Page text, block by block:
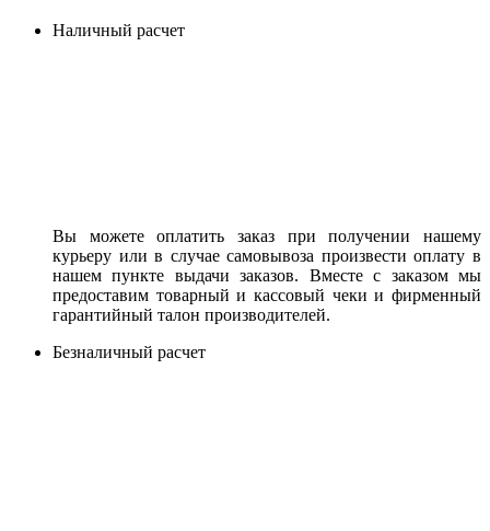
Наличный расчет
Вы можете оплатить заказ при получении нашему
курьеру или в случае самовывоза произвести оплату в
нашем пункте выдачи заказов. Вместе с заказом мы
предоставим товарный и кассовый чеки и фирменный
гарантийный талон производителей.
Безналичный расчет